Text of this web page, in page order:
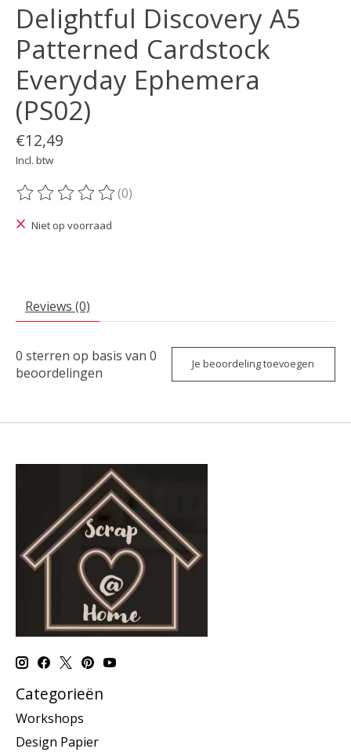
Delightful Discovery A5
Patterned Cardstock
Everyday Ephemera
(PS02)
€12,49
Incl. btw
De beoordeling van dit product is
(0)
Niet op voorraad
Reviews (0)
0 sterren op basis van 0
beoordelingen
Je beoordeling toevoegen
Categorieën
Workshops
Design Papier